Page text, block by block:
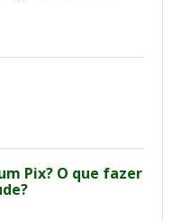
Pix? O que fazer